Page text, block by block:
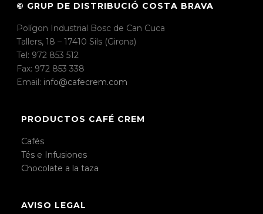
© GRUP DE DISTRIBUCIÓ COSTA BRAVA
Polígon Industrial Bosc de Can Cuca
Tallers, 18 – 17410 Sils (Girona)
Tel: 972 853 512
Fax: 972 853 338
Email: info@cafecrem.com
PRODUCTOS CAFÉ CREM
Cafés
Tés e Infusiones
Chocolate a la taza
AVISO LEGAL